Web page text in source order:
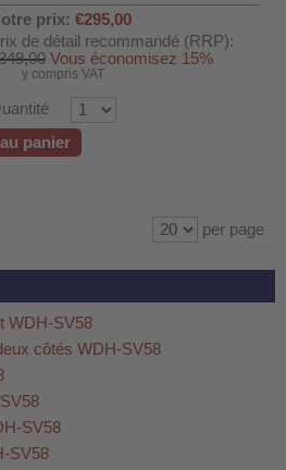
prix: €295,00
de détail recommandé (RRP):
Vous économisez 15%
y compris VAT
au panier
per page
WDH-SV58
côtés WDH-SV58
SV58
SV58